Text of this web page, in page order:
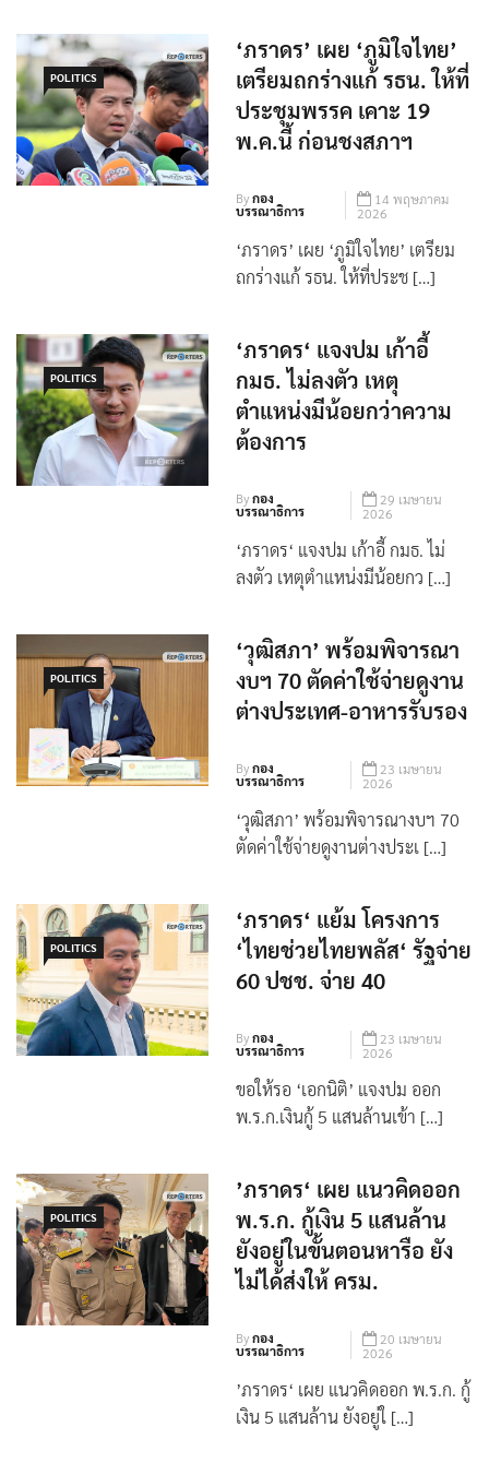
POLITICS
‘ภราดร’ เผย ‘ภูมิใจไทย’
เตรียมถกร่างแก้ รธน. ให้ที่
ประชุมพรรค เคาะ 19
พ.ค.นี้ ก่อนชงสภาฯ
Byกอง
บรรณาธิการ
14 พฤษภาคม
2026
‘ภราดร’ เผย ‘ภูมิใจไทย’ เตรียม
ถกร่างแก้ รธน. ให้ที่ประช […]
POLITICS
‘ภราดร‘ แจงปม เก้าอี้
กมธ. ไม่ลงตัว เหตุ
ตำแหน่งมีน้อยกว่าความ
ต้องการ
Byกอง
บรรณาธิการ
29 เมษายน
2026
‘ภราดร‘ แจงปม เก้าอี้ กมธ. ไม่
ลงตัว เหตุตำแหน่งมีน้อยกว […]
POLITICS
‘วุฒิสภา’ พร้อมพิจารณา
งบฯ 70 ตัดค่าใช้จ่ายดูงาน
ต่างประเทศ-อาหารรับรอง
Byกอง
บรรณาธิการ
23 เมษายน
2026
‘วุฒิสภา’ พร้อมพิจารณางบฯ 70
ตัดค่าใช้จ่ายดูงานต่างประเ […]
POLITICS
‘ภราดร‘ แย้ม โครงการ
‘ไทยช่วยไทยพลัส‘ รัฐจ่าย
60 ปชช. จ่าย 40
Byกอง
บรรณาธิการ
23 เมษายน
2026
ขอให้รอ ‘เอกนิติ’ แจงปม ออก
พ.ร.ก.เงินกู้ 5 แสนล้านเข้า […]
POLITICS
’ภราดร‘ เผย แนวคิดออก
พ.ร.ก. กู้เงิน 5 แสนล้าน
ยังอยู่ในขั้นตอนหารือ ยัง
ไม่ได้ส่งให้ ครม.
Byกอง
บรรณาธิการ
20 เมษายน
2026
’ภราดร‘ เผย แนวคิดออก พ.ร.ก. กู้
เงิน 5 แสนล้าน ยังอยู่ใ […]